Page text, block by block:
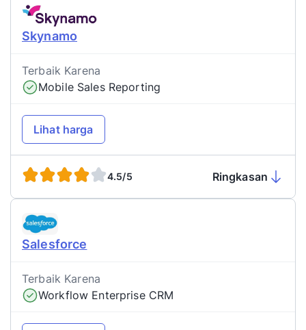
Skynamo
Terbaik Karena
Mobile Sales Reporting
Lihat harga
4.5/5 Ringkasan
Salesforce
Terbaik Karena
Workflow Enterprise CRM